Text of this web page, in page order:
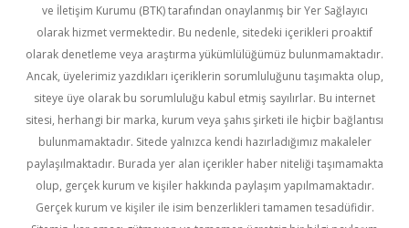
ve İletişim Kurumu (BTK) tarafından onaylanmış bir Yer Sağlayıcı
olarak hizmet vermektedir. Bu nedenle, sitedeki içerikleri proaktif
olarak denetleme veya araştırma yükümlülüğümüz bulunmamaktadır.
Ancak, üyelerimiz yazdıkları içeriklerin sorumluluğunu taşımakta olup,
siteye üye olarak bu sorumluluğu kabul etmiş sayılırlar. Bu internet
sitesi, herhangi bir marka, kurum veya şahıs şirketi ile hiçbir bağlantısı
bulunmamaktadır. Sitede yalnızca kendi hazırladığımız makaleler
paylaşılmaktadır. Burada yer alan içerikler haber niteliği taşımamakta
olup, gerçek kurum ve kişiler hakkında paylaşım yapılmamaktadır.
Gerçek kurum ve kişiler ile isim benzerlikleri tamamen tesadüfidir.